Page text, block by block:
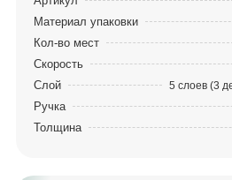
запатентованный метод
и точного регулирования
Материал упаковки
Кол-во мест
Скорость
Слой 5 слоев (3
Ручка
Толщина